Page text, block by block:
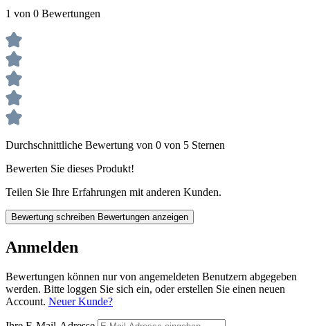
1 von 0 Bewertungen
Durchschnittliche Bewertung von 0 von 5 Sternen
Bewerten Sie dieses Produkt!
Teilen Sie Ihre Erfahrungen mit anderen Kunden.
Bewertung schreiben Bewertungen anzeigen
Anmelden
Bewertungen können nur von angemeldeten Benutzern abgegeben
werden. Bitte loggen Sie sich ein, oder erstellen Sie einen neuen
Account. Neuer Kunde?